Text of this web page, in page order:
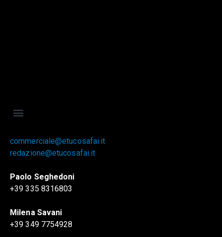
commerciale@etucosafai.it
redazione@etucosafai.it
Paolo Seghedoni
+39 335 8316803
Milena Savani
+39 349 7754928